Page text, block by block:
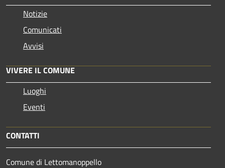
Notizie
Comunicati
Avvisi
VIVERE IL COMUNE
Luoghi
Eventi
CONTATTI
Comune di Lettomanoppello